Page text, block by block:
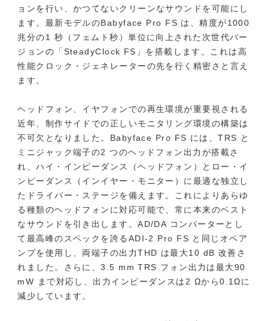
ョンを行い、かつてないクリーンなサウンドを可能にし
ます。最新モデルのBabyface Pro FS は、精度が1000
兆分の1 秒（フェムト秒）単位に向上された次世代バー
ジョンの「SteadyClock FS」を搭載します。これは高
性能クロック・ジェネレーターの先を行く精密さと言え
ます。
ヘッドフォン、イヤフォンでの再生環境が重要視される
近年、制作サイドでの正しいモニタリング環境の構築は
不可欠となりました。Babyface Pro FS には、TRS と
ミニジャック端子の2 つのヘッドフォン出力が搭載さ
れ、ハイ・インピーダンス（ヘッドフォン）とロー・イ
ンピーダンス（インイヤー・モニター）に最適な独立し
たドライバー・ステージを備えます。これによりあらゆ
る種類のヘッドフォンに対応可能で、常に本来のベスト
なサウンドを引き出します。AD/DA コンバーターとし
て最高峰のスペックを誇るADI-2 Pro FS と同じオペア
ンプを使用し、両端子の出力THD は最大10 dB 改善さ
れました。さらに、3.5 mm TRS フォン出力は最大90
mW まで対応し、出力インピーダンスは2 Ωから0.1Ωに
減少しています。